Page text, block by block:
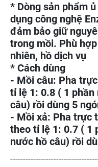
* Dòng sản phẩm
dụng công nghệ
đảm bảo giữ
trong mồi. Phù
nhiên, hồ dịch vụ
* Cách dùng
- Mồi câu: Pha
tỉ lệ 1: 0.8 ( 1
câu) rồi dùng 5
- Mồi xả: Pha trực
theo tỉ lệ 1: 0.7 ( 1
nước hồ câu) rồi